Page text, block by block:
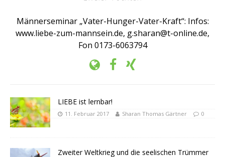
Männerseminar „Vater-Hunger-Vater-Kraft“: Infos:
www.liebe-zum-mannsein.de, g.sharan@t-online.de,
Fon 0173-6063794
LIEBE ist lernbar!
11. Februar 2017 Sharan Thomas Gärtner 0
Zweiter Weltkrieg und die seelischen Trümmer